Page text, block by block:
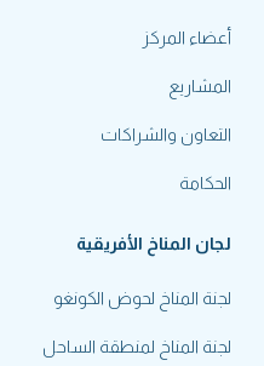
أعضاء المركز
المشاريع
التعاون والشراكات
الحكامة
لجان المناخ الأفريقية
لجنة المناخ لحوض الكونغو
لجنة المناخ لمنطقة الساحل